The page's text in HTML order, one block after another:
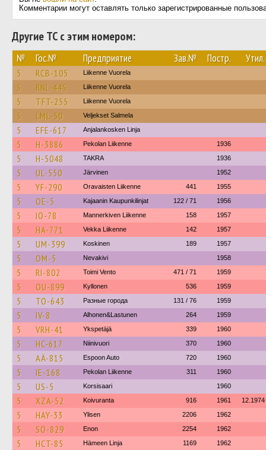
Комментарии могут оставлять только зарегистрированные
Другие ТС с этим номером:
№ Гос.№ Предприятие Зав.№ Постр. Утил.
5 RCB-105 Liikenne Vuorela
5 RNL-445 Liikenne Vuorela
5 TFT-255 Liikenne Vuorela
5 LML-50 Veljekset Salmela
5 EFE-617 Anjalankosken Linja
5 H-3886 Pekolan Liikenne 1936
5 H-5048 TAKRA 1936
5 UL-550 Järvinen 1952
5 YF-290 Oravaisten Liikenne 441 1955
5 OE-5 Kajaanin Kaupunkilinjat 122 / 71 1956
5 IO-78 Mannerkiven Liikenne 158 1957
5 HA-771 Vekka Liikenne 142 1957
5 UM-399 Koskinen 189 1957
5 OM-5 Nevakivi 1958
5 RI-802 Toimi Vento 471 / 71 1959
5 OU-899 Kyllonen 536 1959
5 TO-643 Разные города 131 / 76 1959
5 IV-8 Alhonen&Lastunen 264 1959
5 VRH-41 Ykspetäjä 339 1960
5 HC-617 Niinivuori 370 1960
5 AÄ-815 Espoon Auto 720 1960
5 IE-168 Pekolan Liikenne 311 1960
5 US-5 Korsisaari 1960
5 XZA-52 Koivuranta 916 1961 12.1974
5 HAY-33 Ylisen 2206 1962
5 SO-829 Enon 2254 1962
5 HCT-85 Hämeen Linja 1169 1962